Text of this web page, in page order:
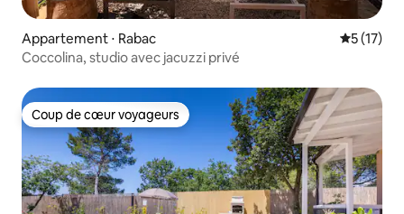
Appartement ⋅ Rabac
5 (17)
Coccolina, studio avec jacuzzi privé
Coup de cœur voyageurs
Coup de cœur voyageurs